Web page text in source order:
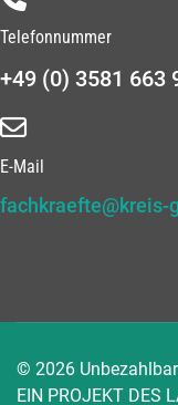
Telefonnummer
+49 (0) 3581 663
E-Mail
fachkraefte@kreis-
© 2026
EIN PROJEKT DES